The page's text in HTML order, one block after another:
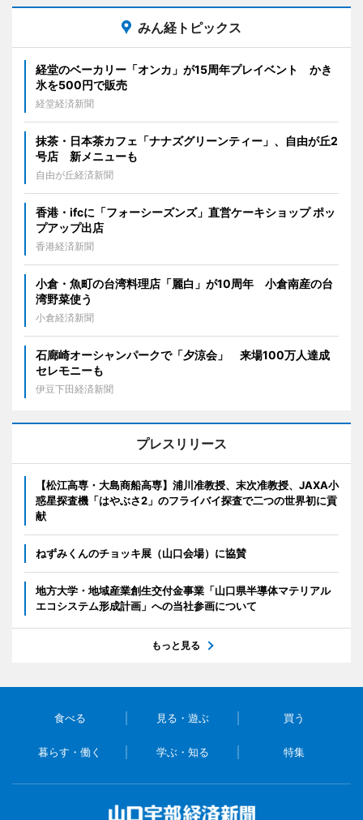
みん経トピックス
経堂のベーカリー「オンカ」が15周年プレイベント かき
氷を500円で販売
経堂経済新聞
抹茶・日本茶カフェ「ナナズグリーンティー」、自由が丘2
号店 新メニューも
自由が丘経済新聞
香港・ifcに「フォーシーズンズ」直営ケーキショップ ポッ
プアップ出店
香港経済新聞
小倉・魚町の台湾料理店「麗白」が10周年 小倉南産の台
湾野菜使う
小倉経済新聞
石廊崎オーシャンパークで「夕涼会」 来場100万人達成
セレモニーも
伊豆下田経済新聞
プレスリリース
【松江高専・大島商船高専】浦川准教授、末次准教授、JAXA小
惑星探査機「はやぶさ2」のフライバイ探査で二つの世界初に貢
献
ねずみくんのチョッキ展（山口会場）に協賛
地方大学・地域産業創生交付金事業「山口県半導体マテリアル
エコシステム形成計画」への当社参画について
もっと見る
食べる 見る・遊ぶ 買う
暮らす・働く 学ぶ・知る 特集